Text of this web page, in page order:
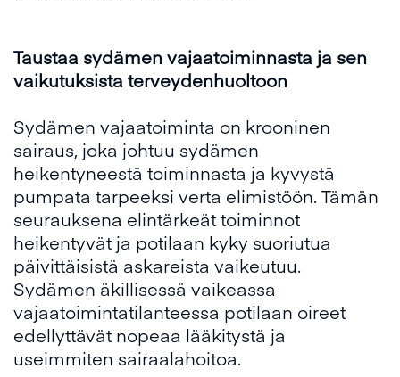
Taustaa sydämen vajaatoiminnasta ja sen
vaikutuksista terveydenhuoltoon
Sydämen vajaatoiminta on krooninen
sairaus, joka johtuu sydämen
heikentyneestä toiminnasta ja kyvystä
pumpata tarpeeksi verta elimistöön. Tämän
seurauksena elintärkeät toiminnot
heikentyvät ja potilaan kyky suoriutua
päivittäisistä askareista vaikeutuu.
Sydämen äkillisessä vaikeassa
vajaatoimintatilanteessa potilaan oireet
edellyttävät nopeaa lääkitystä ja
useimmiten sairaalahoitoa.